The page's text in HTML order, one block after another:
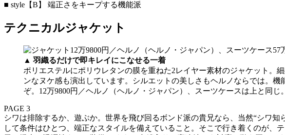
■ style【B】 端正さをキープする機能派
テクニカルジャケット
▲ 羽織るだけで即キレイにこなせる一着
ポリエステルにポリウレタンの膜を重ねた2レイヤー素材のジャケット。
ンなヌケ感も演出しています。シルエットの美しさもヘルノならでは。
ぞ。12万9800円／ヘルノ（ヘルノ・ジャパン）、スーツケースは上と同じ。
PAGE 3
シワは排除するか、遊ぶか。世界を飛び回るボンド派の貴兄なら、当然“シワ
して条件はひとつ、端正なスタイルを備えていること。そこで行き着くのが